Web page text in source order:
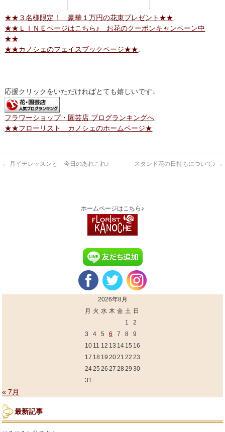
★★３名様限定！ 豪華１万円の花束プレゼント★★.
★★ＬＩＮＥページはこちら♪ お花のクーポンキャンペーン中
★★.
★★カノシェのフェイスブックページ★★.
応援クリックをいただければとても嬉しいです↓
フラワーショップ・園芸店 ブログランキングへ
★★フローリスト カノシェのホームページ★
← 月イチレッスンと 今日のあれこれ♪ スタンド花の日持ちについて♪ →
ホームページはこちら♪
2026年8月
月 火 水 木 金 土 日
1
2
3
4 5 6 7 8
9
10 11 12 13 14 15 16
17 18 19 2021 22 23
2425 26 27 28 29 30
31
« 7月
最新記事